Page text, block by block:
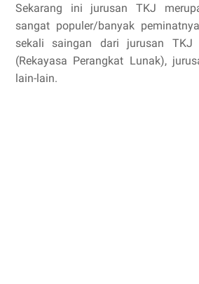
Sekarang ini jurusan TKJ
sangat populer/banyak
sekali saingan dari jurusan TKJ
(Rekayasa Perangkat Lunak),
lain-lain.